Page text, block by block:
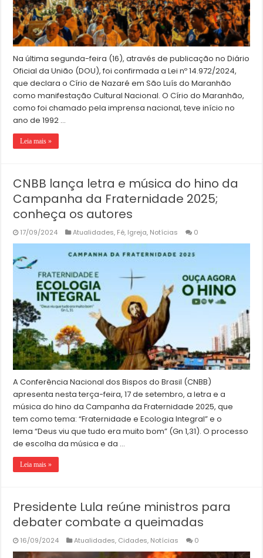
Na última segunda-feira (16), através de publicação no Diário
Oficial da União (DOU), foi confirmada a Lei nº 14.972/2024,
que declara o Círio de Nazaré em São Luís do Maranhão
como manifestação Cultural Nacional. O Círio do Maranhão,
como foi chamado pela imprensa nacional, teve início no
ano de 1992 …
Leia mais »
CNBB lança letra e música do hino da
Campanha da Fraternidade 2025;
conheça os autores
17/09/2024 Atualidades, Fé, Igreja, Notícias 0
A Conferência Nacional dos Bispos do Brasil (CNBB)
apresenta nesta terça-feira, 17 de setembro, a letra e a
música do hino da Campanha da Fraternidade 2025, que
tem como tema: “Fraternidade e Ecologia Integral” e o
lema “Deus viu que tudo era muito bom” (Gn 1,31). O processo
de escolha da música e da …
Leia mais »
Presidente Lula reúne ministros para
debater combate a queimadas
16/09/2024 Atualidades, Cidades, Notícias 0